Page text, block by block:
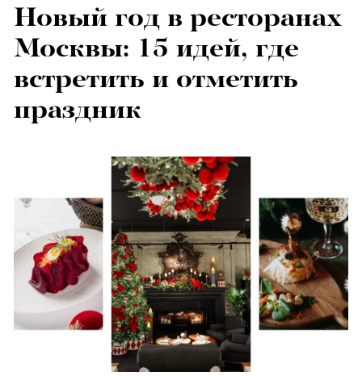
Новый год в ресторанах
Москвы: 15 идей, где
встретить и отметить
праздник